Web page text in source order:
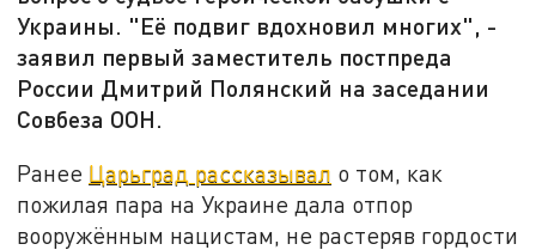
Украины. "Её подвиг вдохновил многих", -
заявил первый заместитель постпреда
России Дмитрий Полянский на заседании
Совбеза ООН.
Ранее Царьград рассказывал о том, как
пожилая пара на Украине дала отпор
вооружённым нацистам, не растеряв гордости